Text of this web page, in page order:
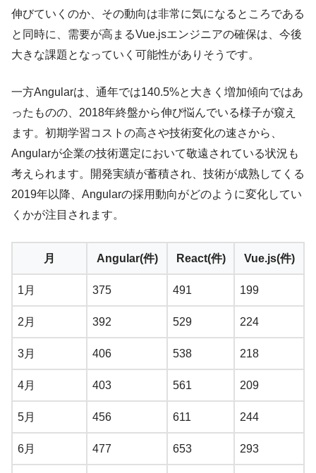
伸びていくのか、その動向は非常に気になるところである
と同時に、需要が高まるVue.jsエンジニアの確保は、今後
大きな課題となっていく可能性がありそうです。
一方Angularは、通年では140.5%と大きく増加傾向ではあ
ったものの、2018年終盤から伸び悩んでいる様子が窺え
ます。初期学習コストの高さや技術変化の速さから、
Angularが企業の技術選定において敬遠されている状況も
考えられます。開発実績が蓄積され、技術が成熟してくる
2019年以降、Angularの採用動向がどのように変化してい
くかが注目されます。
月 Angular(件) React(件) Vue.js(件)
1月 375 491 199
2月 392 529 224
3月 406 538 218
4月 403 561 209
5月 456 611 244
6月 477 653 293